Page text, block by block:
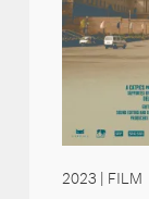
2023 | FILM